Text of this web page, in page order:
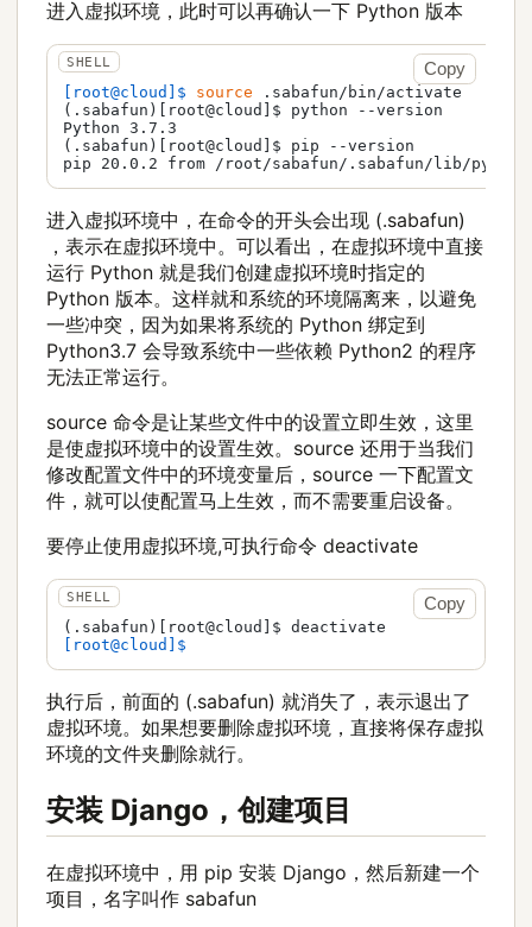
进入虚拟环境，此时可以再确认一下 Python 版本
[root@cloud]$ source .sabafun/bin/activate
(.sabafun)[root@cloud]$ python --version
Python 3.7.3
(.sabafun)[root@cloud]$ pip --version
Copy
进入虚拟环境中，在命令的开头会出现 (.sabafun)
，表示在虚拟环境中。可以看出，在虚拟环境中直接
运行 Python 就是我们创建虚拟环境时指定的
Python 版本。这样就和系统的环境隔离来，以避免
一些冲突，因为如果将系统的 Python 绑定到
Python3.7 会导致系统中一些依赖 Python2 的程序
无法正常运行。
source 命令是让某些文件中的设置立即生效，这里
是使虚拟环境中的设置生效。source 还用于当我们
修改配置文件中的环境变量后，source 一下配置文
件，就可以使配置马上生效，而不需要重启设备。
要停止使用虚拟环境,可执行命令 deactivate
[root@cloud]$
Copy
执行后，前面的 (.sabafun) 就消失了，表示退出了
虚拟环境。如果想要删除虚拟环境，直接将保存虚拟
环境的文件夹删除就行。
安装 Django，创建项目
在虚拟环境中，用 pip 安装 Django，然后新建一个
项目，名字叫作 sabafun